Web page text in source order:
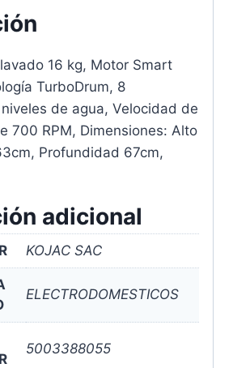
16 kg, Motor Smart
TurboDrum, 8
de agua, Velocidad de
700 RPM, Dimensiones: Alto
Profundidad 67cm,
adicional
KOJAC SAC
ELECTRODOMESTICOS
5003388055